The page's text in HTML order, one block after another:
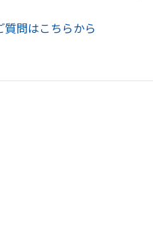
質問はこちらから